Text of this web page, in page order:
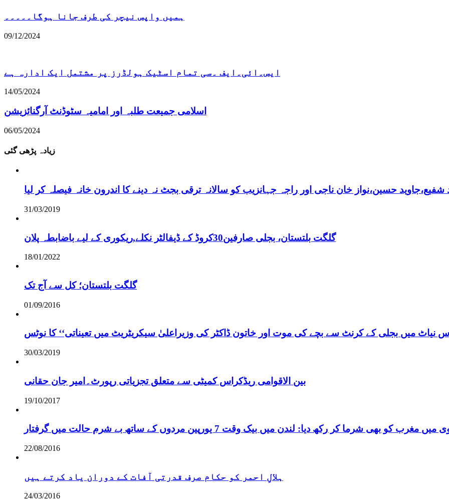
ہمیں واپس نیچر کی طرف جانا ہوگا۔۔۔۔۔
09/12/2024
ایس۔ائی۔ایف ۔سی تمام اسٹیک ہولڈرز پر مشتمل ایک ادارہ ہے
14/05/2024
اسلامی جمیعت طلبہ اور امامیہ سٹوڈنٹ آرگنائزیشن
06/05/2024
زیادہ پڑھی گئی
حسین،نواز خان ناجی اور راجہ جہانزیب کو سالانہ ترقی بجٹ نہ دینے کا اندرون خانہ فیصلہ کر لیا
31/03/2019
گلگت بلتستان، بجلی صارفین30کروڈ کے ڈیفالٹر نکلے,ریکوری کے لیے باضابطہ پلان
18/01/2022
گلگت بلتستان؛ کل سے آج تک
01/09/2016
نیاٹ میں بجلی کے کرنٹ سے بچے کی موت اور خاتون ڈاکٹر کی وزیراعلیٰ سیکریٹریٹ میں تعیناتی‘‘ کا نوٹس
30/03/2019
بین الاقوامی ریڈکراس کمیٹی سے متعلق تجزیاتی رپورٹ۔امیر جان حقانی
19/10/2017
کر رکھ دیا: لندن میں بیک وقت 7 یورپین مردوں کے ساتھ بے شرم حالت میں گرفتار
22/08/2016
ہلالِ احمر کو حکام صرف قدرتی آفات کے دوران یاد کرتے ہیں
24/03/2016